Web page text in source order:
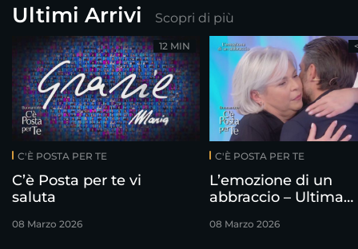
Ultimi Arrivi Scopri di più
C'È POSTA PER TE
C’è Posta per te vi
saluta
08 Marzo 2026
12 MIN
C'È POSTA PER TE
L’emozione di un
abbraccio – Ultima
08 Marzo 2026